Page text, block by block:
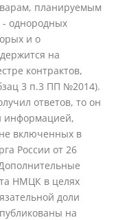
планируемым
- однородных
и о
на
контрактов,
3 п.3 ПП №2014).
ответов, то он
информацией,
включенных в
России от 26
НМЦК в целях
доли
на